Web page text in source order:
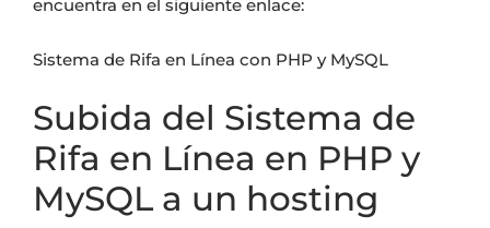
encuentra en el siguiente enlace:
Sistema de Rifa en Línea con PHP y MySQL
Subida del Sistema de
Rifa en Línea en PHP y
MySQL a un hosting